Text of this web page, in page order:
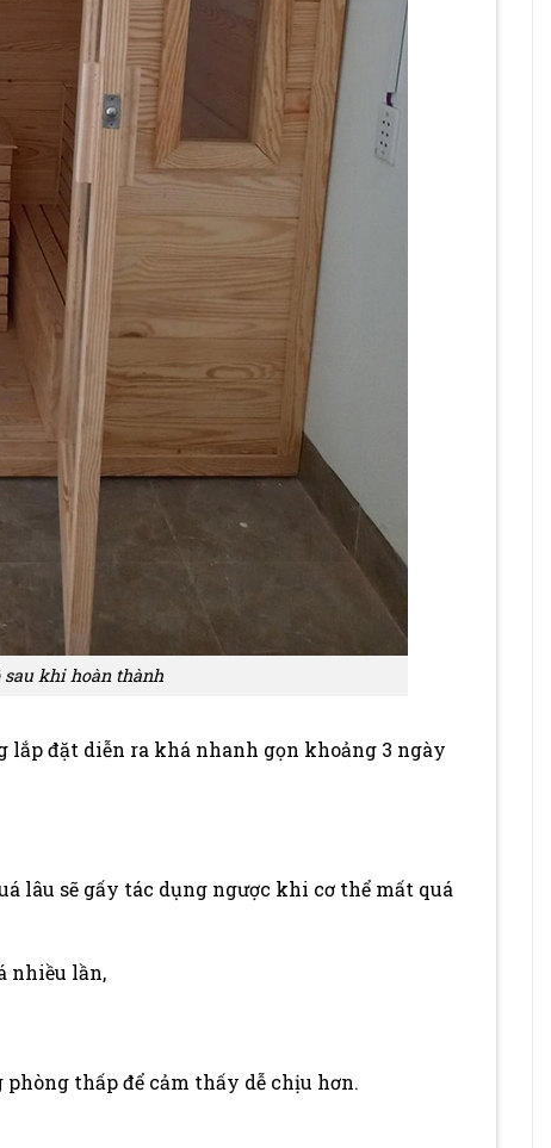
khi hoàn thành
đặt diễn ra khá nhanh gọn khoảng 3 ngày
lâu sẽ gấy tác dụng ngược khi cơ thể mất quá
nhiều lần,
phòng thấp để cảm thấy dễ chịu hơn.